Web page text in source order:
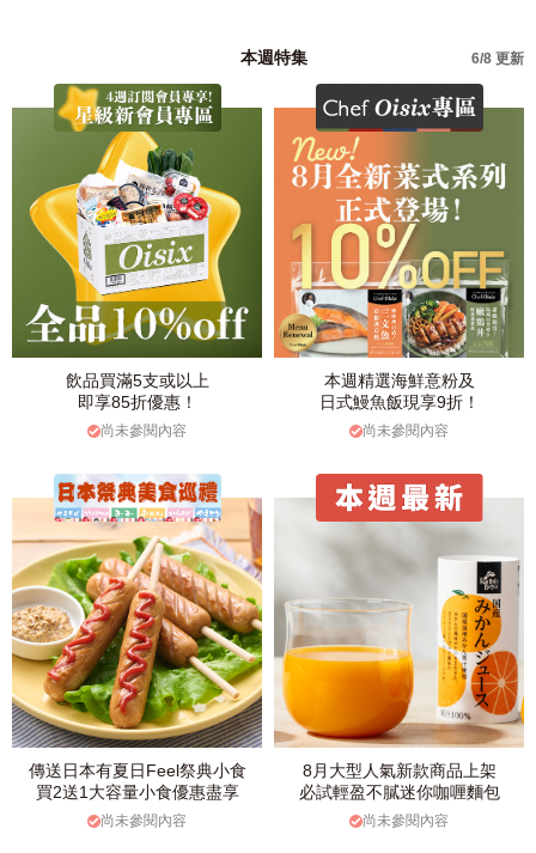
本週特集 6/8 更新
飲品買滿5支或以上
即享85折優惠！
尚未參閱內容
本週精選海鮮意粉及
日式鰻魚飯現享9折！
尚未參閱內容
傳送日本有夏日Feel祭典小食
買2送1大容量小食優惠盡享
尚未參閱內容
8月大型人氣新款商品上架
必試輕盈不膩迷你咖喱麵包
尚未參閱內容